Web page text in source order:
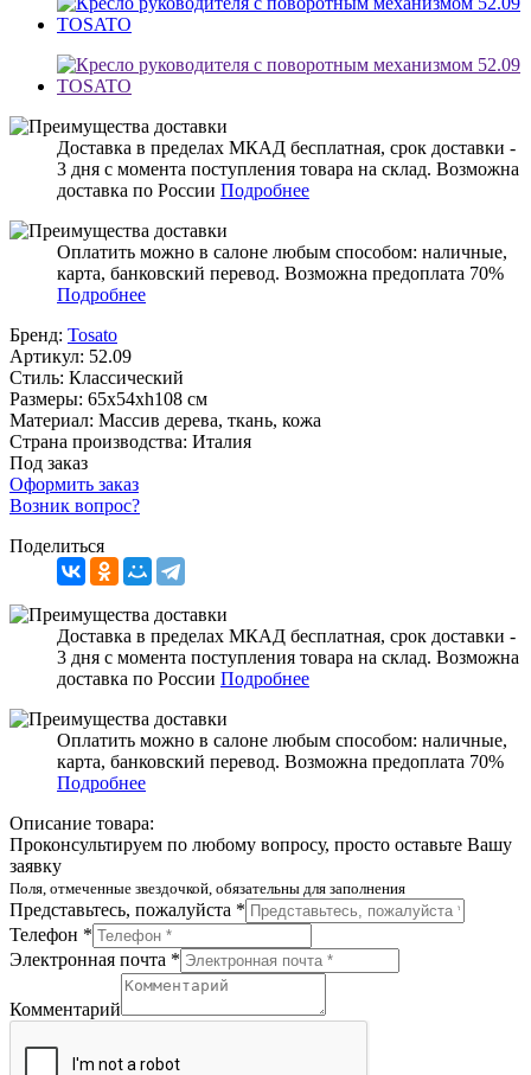
Доставка в пределах МКАД бесплатная, срок доставки -
3 дня с момента поступления товара на склад. Возможна
доставка по России Подробнее
Оплатить можно в салоне любым способом: наличные,
карта, банковский перевод. Возможна предоплата 70%
Подробнее
Бренд: Tosato
Артикул: 52.09
Стиль: Классический
Размеры: 65x54xh108 см
Материал: Массив дерева, ткань, кожа
Страна производства: Италия
Под заказ
Оформить заказ
Возник вопрос?
Поделиться
Доставка в пределах МКАД бесплатная, срок доставки -
3 дня с момента поступления товара на склад. Возможна
доставка по России Подробнее
Оплатить можно в салоне любым способом: наличные,
карта, банковский перевод. Возможна предоплата 70%
Подробнее
Описание товара:
Проконсультируем по любому вопросу, просто оставьте Вашу
заявку
Поля, отмеченные звездочкой, обязательны для заполнения
Представьтесь, пожалуйста *
Телефон *
Электронная почта *
Комментарий